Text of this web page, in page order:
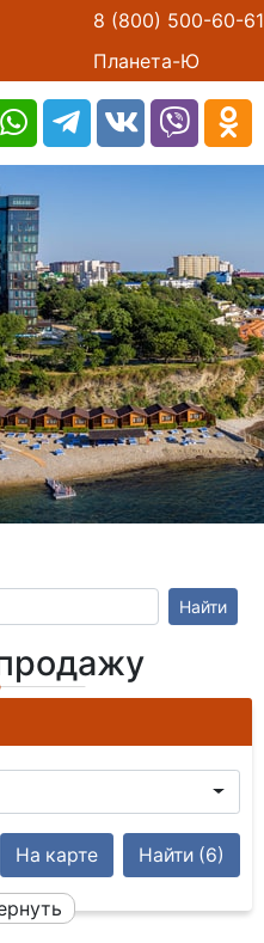
8 (800) 500-60-61
Планета-Ю
Найти
Найти (6)
На карте